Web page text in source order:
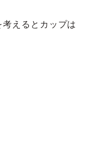
えるとカップは